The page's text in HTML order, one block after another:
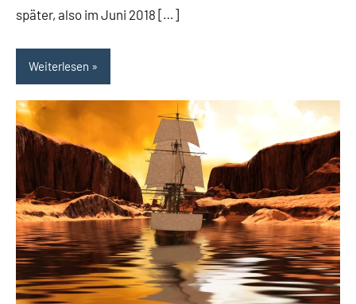
später, also im Juni 2018 […]
Weiterlesen